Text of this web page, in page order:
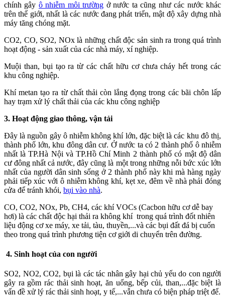
chính gây ô nhiễm môi trường ở nước ta cũng như các nước khác
trên thế giới, nhất là các nước đang phát triển, mật độ xây dựng nhà
máy tăng chóng mặt.
CO2, CO, SO2, NOx là những chất độc sản sinh ra trong quá trình
hoạt động - sản xuất của các nhà máy, xí nghiệp.
Muội than, bụi tạo ra từ các chất hữu cơ chưa cháy hết trong các
khu công nghiệp.
Khí metan tạo ra từ chất thải còn lắng đọng trong các bãi chôn lấp
hay trạm xử lý chất thải của các khu công nghiệp
3. Hoạt động giao thông, vận tải
Đây là nguồn gây ô nhiễm không khí lớn, đặc biệt là các khu đô thị,
thành phố lớn, khu đông dân cư. Ở nước ta có 2 thành phố ô nhiễm
nhất là TP.Hà Nội và TP.Hồ Chí Minh 2 thành phố có mật độ dân
cư đông nhất cả nước, đây cũng là một trong những nỗi bức xúc lớn
nhất của người dân sinh sống ở 2 thành phố này khi mà hàng ngày
phải tiếp xúc với ô nhiễm không khí, kẹt xe, đêm về nhà phải đóng
cửa để tránh khói, bụi vào nhà.
CO, CO2, NOx, Pb, CH4, các khí VOCs (Cacbon hữu cơ dễ bay
hơi) là các chất độc hại thải ra không khí trong quá trình đốt nhiên
liệu động cơ xe máy, xe tải, tàu, thuyền,...và các bụi đất đá bị cuốn
theo trong quá trình phương tiện cơ giới di chuyển trên đường.
4. Sinh hoạt của con người
SO2, NO2, CO2, bụi là các tác nhân gây hại chủ yếu do con người
gây ra gồm rác thải sinh hoạt, ăn uống, bếp củi, than,...đặc biệt là
vấn đề xử lý rác thải sinh hoạt, y tế,...vẫn chưa có biện pháp triệt để.